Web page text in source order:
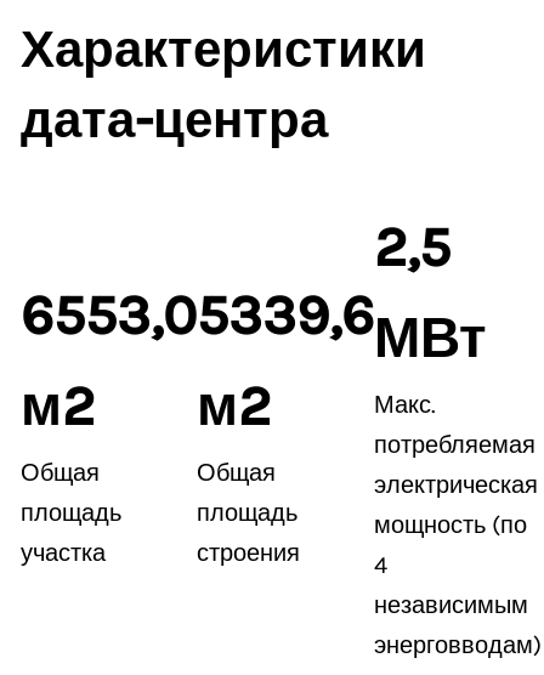
Характеристики
дата-центра
6553,0
м2
Общая
площадь
участка
5339,6
м2
Общая
площадь
строения
2,5
МВт
Макс.
потребляемая
электрическая
мощность (по
4
независимым
энерговводам)